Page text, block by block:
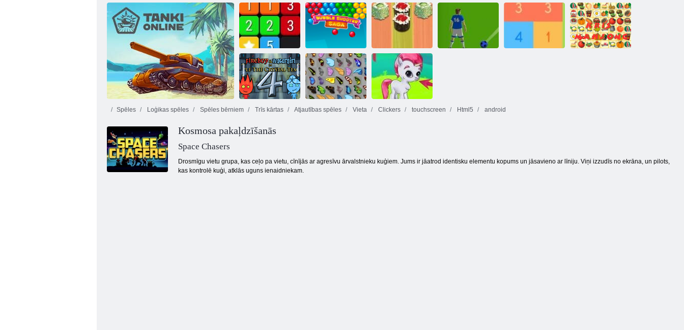
Atpakaļ uz Candyland 2
Montezuma 2
dārgumi
Fruit Connect
Mahjong
Dimensions
Heksa
Apvienot
Burbuļu šāvēja
sāga
Suši
backgammon
Watergirl 4:
Kristāla templis
Spēles Loģikas spēles Spēles bērniem Trīs kārtas Atjautības spēles Vieta Clickers touchscreen Html5 android
Kosmosa pakaļdzīšanās
Space Chasers
Drosmīgu vietu grupa, kas ceļo pa vietu, cīnījās ar agresīvu ārvalstnieku kuģiem. Jums ir jāatrod identisku elementu kopums un jāsavieno ar līniju. Viņi izzudīs no ekrāna, un pilots,
kas kontrolē kuģi, atklās uguns ienaidniekam.